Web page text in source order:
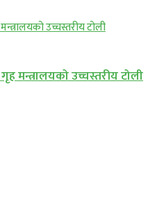
मन्त्रालयको उच्चस्तरीय टोली